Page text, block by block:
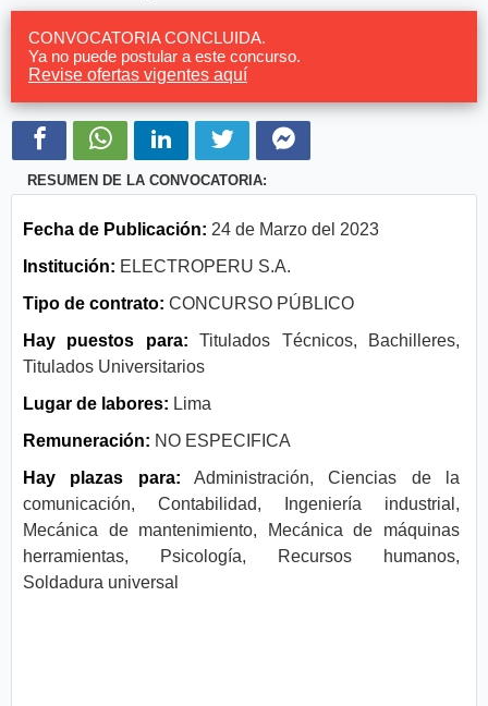
CONVOCATORIA CONCLUIDA.
Ya no puede postular a este concurso.
Revise ofertas vigentes aquí
RESUMEN DE LA CONVOCATORIA:
Fecha de Publicación: 24 de Marzo del 2023
Institución: ELECTROPERU S.A.
Tipo de contrato: CONCURSO PÚBLICO
Hay puestos para:Titulados Técnicos, Bachilleres,
Titulados Universitarios
Lugar de labores: Lima
Remuneración: NO ESPECIFICA
Hay plazas para: Administración, Ciencias de la
comunicación, Contabilidad, Ingeniería industrial,
Mecánica de mantenimiento, Mecánica de máquinas
herramientas, Psicología, Recursos humanos,
Soldadura universal